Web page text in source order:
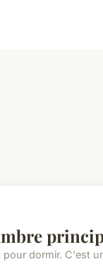
dormir. C'est